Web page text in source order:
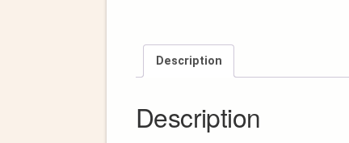
Description
Description